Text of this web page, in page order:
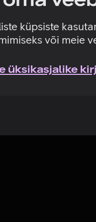
küpsiste
või meie
üksikasjalike